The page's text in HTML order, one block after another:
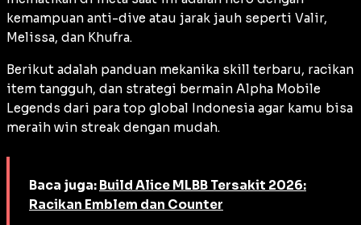
kemampuan anti-dive atau jarak jauh seperti Valir,
Melissa, dan Khufra.
Berikut adalah panduan mekanika skill terbaru, racikan
item tangguh, dan strategi bermain Alpha Mobile
Legends dari para top global Indonesia agar kamu bisa
meraih win streak dengan mudah.
Baca juga: Build Alice MLBB Tersakit 2026:
Racikan Emblem dan Counter